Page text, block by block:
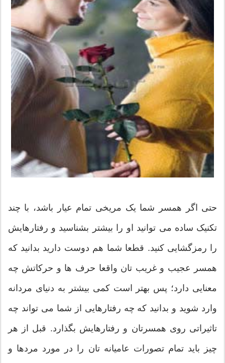
حتی اگر همسر شما یک مریخی تمام عیار باشد، با چند
تکنیک ساده می توانید او را بیشتر بشناسید و رفتارهایش
را رمزگشایی کنید. قطعا شما هم دوست دارید بدانید که
همسر عجیب و غریب تان واقعا حرف ها و حرکاتش چه
معنایی دارد؛ پس بهتر است کمی بیشتر به دنیای مردانه
وارد شوید و بدانید که چه رفتارهایی از شما می تواند چه
تاثیراتی روی همسرتان و رفتارهایش بگذارد. قبل از هر
چیز باید تمام تصورات عامیانه تان را در مورد مردها و